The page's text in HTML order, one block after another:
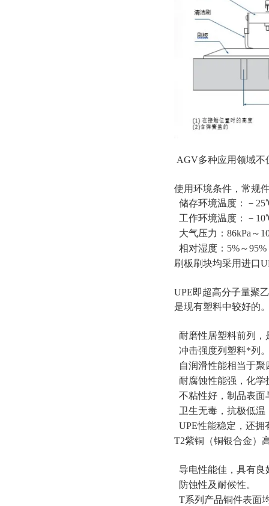
AGV多种应用领域不
使用环境条件，常规
储存环境温度：－
工作环境温度：－
大气压力：86kPa～
相对湿度：5%～95%
刷板刷块均采用进口
UPE即超高分子量聚
是现有塑料中较好的
耐磨性居塑料前列，
冲击强度列塑料*列
自润滑性能相当于聚
耐腐蚀性能强，化学
不粘性好，制品表面
卫生无毒，抗极低温
UPE性能稳定，还
T2紫铜（铜银合金）
导电性能佳，具有良
防蚀性及耐候性。
T系列产品铜件表面